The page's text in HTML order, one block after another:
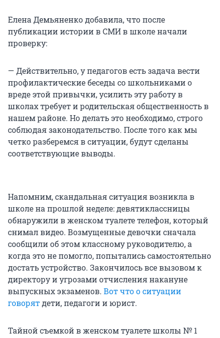
Елена Демьяненко добавила, что после
публикации истории в СМИ в школе начали
проверку:
— Действительно, у педагогов есть задача вести
профилактические беседы со школьниками о
вреде этой привычки, усилить эту работу в
школах требует и родительская общественность в
нашем районе. Но делать это необходимо, строго
соблюдая законодательство. После того как мы
четко разберемся в ситуации, будут сделаны
соответствующие выводы.
Напомним, скандальная ситуация возникла в
школе на прошлой неделе: девятиклассницы
обнаружили в женском туалете телефон, который
снимал видео. Возмущенные девочки сначала
сообщили об этом классному руководителю, а
когда это не помогло, попытались самостоятельно
достать устройство. Закончилось все вызовом к
директору и угрозами отчисления накануне
выпускных экзаменов. Вот что о ситуации
говорятдети, педагоги и юрист.
Тайной съемкой в женском туалете школы № 1